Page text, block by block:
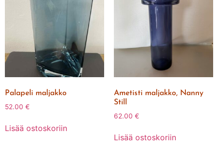
Palapeli maljakko
52.00 €
Lisää ostoskoriin
Ametisti maljakko, Nanny
Still
62.00 €
Lisää ostoskoriin